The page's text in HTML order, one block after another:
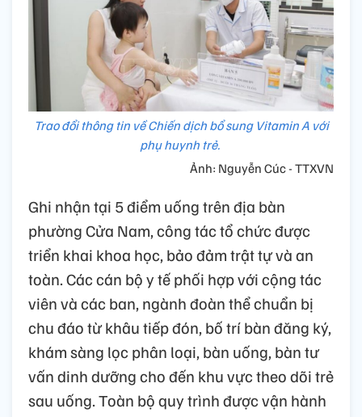
Trao đổi thông tin về Chiến dịch bổ sung Vitamin A với
phụ huynh trẻ.
Ảnh: Nguyễn Cúc - TTXVN
Ghi nhận tại 5 điểm uống trên địa bàn
phường Cửa Nam, công tác tổ chức được
triển khai khoa học, bảo đảm trật tự và an
toàn. Các cán bộ y tế phối hợp với cộng tác
viên và các ban, ngành đoàn thể chuẩn bị
chu đáo từ khâu tiếp đón, bố trí bàn đăng ký,
khám sàng lọc phân loại, bàn uống, bàn tư
vấn dinh dưỡng cho đến khu vực theo dõi trẻ
sau uống. Toàn bộ quy trình được vận hành